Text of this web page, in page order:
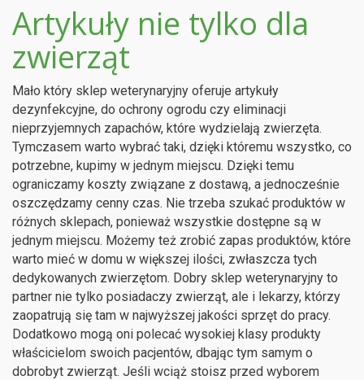
Artykuły nie tylko dla
zwierząt
Mało który sklep weterynaryjny oferuje artykuły
dezynfekcyjne, do ochrony ogrodu czy eliminacji
nieprzyjemnych zapachów, które wydzielają zwierzęta.
Tymczasem warto wybrać taki, dzięki któremu wszystko, co
potrzebne, kupimy w jednym miejscu. Dzięki temu
ograniczamy koszty związane z dostawą, a jednocześnie
oszczędzamy cenny czas. Nie trzeba szukać produktów w
różnych sklepach, ponieważ wszystkie dostępne są w
jednym miejscu. Możemy też zrobić zapas produktów, które
warto mieć w domu w większej ilości, zwłaszcza tych
dedykowanych zwierzętom. Dobry sklep weterynaryjny to
partner nie tylko posiadaczy zwierząt, ale i lekarzy, którzy
zaopatrują się tam w najwyższej jakości sprzęt do pracy.
Dodatkowo mogą oni polecać wysokiej klasy produkty
właścicielom swoich pacjentów, dbając tym samym o
dobrobyt zwierząt. Jeśli wciąż stoisz przed wyborem